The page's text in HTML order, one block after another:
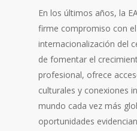
En los últimos años, la
firme compromiso con
internacionalización del
de fomentar el
profesional, ofrece
culturales y conexiones
mundo cada vez más
oportunidades